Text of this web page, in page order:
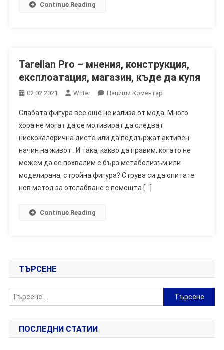
Continue Reading
Tarellan Pro – мнения, конструкция,
експлоатация, магазин, къде да купя
02.02.2021 Writer Напиши КоментарOn
Pro
–
Мнения,
Конструкция,
Експлоатация,
Магазин,
Слабата фигура все още не излиза от мода. Много
хора не могат да се мотивират да следват
нискокалорична диета или да поддържат активен
начин на живот . И така, какво да правим, когато не
можем да се похвалим с бърз метаболизъм или
моделирана, стройна фигура? Струва си да опитате
нов метод за отслабване с помощта […]
Continue Reading
ТЪРСЕНЕ
Търсене
за:
ПОСЛЕДНИ СТАТИИ